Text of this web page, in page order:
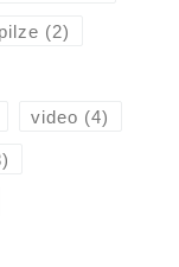
(2)
video (4)